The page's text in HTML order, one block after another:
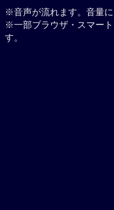
※音声が流れます。音量に
※一部ブラウザ・スマー
す。